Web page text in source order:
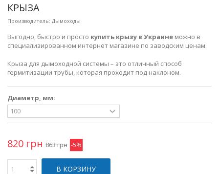
КРЫЗА
Производитель: Дымоходы
Выгодно, быстро и просто купить крызу в Украине можно в
специализированном интернет магазине по заводским ценам.
Крыза для дымоходной системы – это отличный способ
гермитизации трубы, которая проходит под наклоном.
Диаметр, мм:
820 грн 863 грн -5%
В КОРЗИНУ